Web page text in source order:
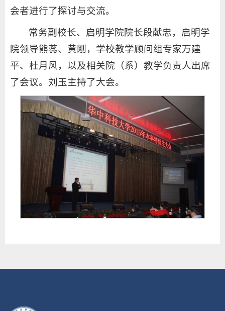
会者进行了探讨与交流。
常务副校长、启明学院院长段献忠，启明学
院领导熊蕊、黄刚，学校教学顾问组专家万建
平、杜月风，以及相关院（系）教学负责人出席
了会议。刘玉主持了大会。